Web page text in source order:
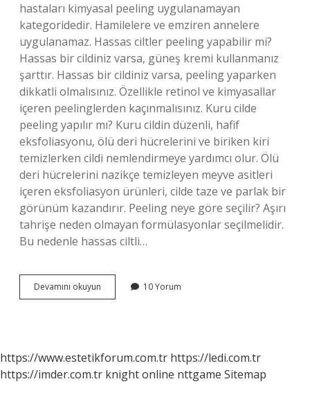
hastaları kimyasal peeling uygulanamayan
kategoridedir. Hamilelere ve emziren annelere
uygulanamaz. Hassas ciltler peeling yapabilir mi?
Hassas bir cildiniz varsa, güneş kremi kullanmanız
şarttır. Hassas bir cildiniz varsa, peeling yaparken
dikkatli olmalısınız. Özellikle retinol ve kimyasallar
içeren peelinglerden kaçınmalısınız. Kuru cilde
peeling yapılır mı? Kuru cildin düzenli, hafif
eksfoliasyonu, ölü deri hücrelerini ve biriken kiri
temizlerken cildi nemlendirmeye yardımcı olur. Ölü
deri hücrelerini nazikçe temizleyen meyve asitleri
içeren eksfoliasyon ürünleri, cilde taze ve parlak bir
görünüm kazandırır. Peeling neye göre seçilir? Aşırı
tahrişe neden olmayan formülasyonlar seçilmelidir.
Bu nedenle hassas ciltli…
Devamını okuyun
Hangi
10 Yorum
https://www.estetikforum.com.tr https://ledi.com.tr
https://imder.com.tr knight online nttgame Sitemap